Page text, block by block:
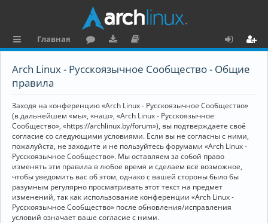
ы
к
и
Главная
ру
ру
и
ку
е
н
та
ц
и
я
о
Arch Linux - Русскоязычное Сообщество - Общие
правила
Заходя на конференцию «Arch Linux - Русскоязычное Сообщество»
(в дальнейшем «мы», «наш», «Arch Linux - Русскоязычное
Сообщество», «https://archlinux.by/forum»), вы подтверждаете своё
согласие со следующими условиями. Если вы не согласны с ними,
пожалуйста, не заходите и не пользуйтесь форумами «Arch Linux -
Русскоязычное Сообщество». Мы оставляем за собой право
изменять эти правила в любое время и сделаем всё возможное,
чтобы уведомить вас об этом, однако с вашей стороны было бы
разумным регулярно просматривать этот текст на предмет
изменений, так как использование конференции «Arch Linux -
Русскоязычное Сообщество» после обновления/исправления
условий означает ваше согласие с ними.